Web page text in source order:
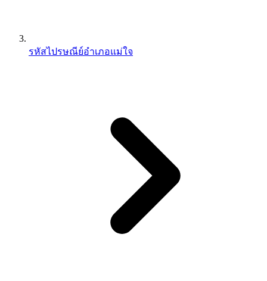
รหัสไปรษณีย์อำเภอแม่ใจ